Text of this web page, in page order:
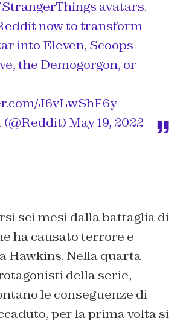
avatars.
now to transform
into Eleven, Scoops
the Demogorgon, or
J6vLwShF6y
May 19, 2022
sei mesi dalla battaglia di
ha causato terrore e
Hawkins. Nella quarta
della serie,
le conseguenze di
per la prima volta si